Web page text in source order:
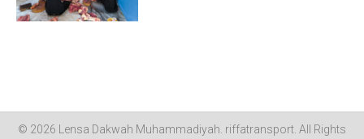
© 2026 Lensa Dakwah Muhammadiyah. riffatransport . All Rights